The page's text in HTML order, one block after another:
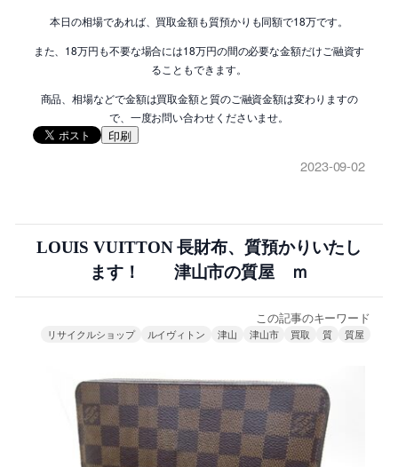
本日の相場であれば、買取金額も質預かりも同額で18万です。
また、18万円も不要な場合には18万円の間の必要な金額だけご融資す
ることもできます。
商品、相場などで金額は買取金額と質のご融資金額は変わりますの
で、一度お問い合わせくださいませ。
印刷
2023-09-02
LOUIS VUITTON 長財布、質預かりいたし
ます！ 津山市の質屋 ｍ
この記事のキーワード
リサイクルショップ ルイヴィトン 津山 津山市 買取 質 質屋